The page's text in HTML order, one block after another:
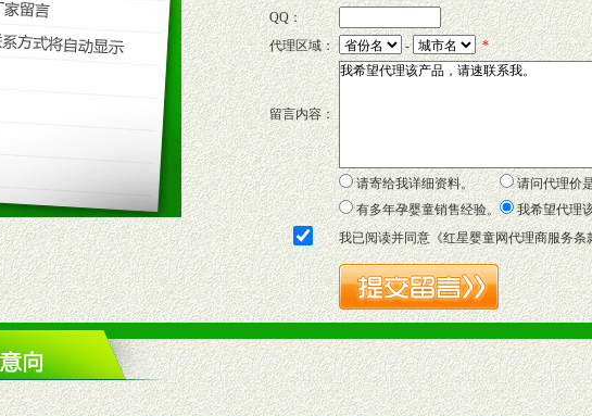
手册、POP宣传画、三折页及宣传礼品全面配赠，免费提供软硬性平面广告、电台广
质产品，全套合法经营手续，采取统一底价供货、严格保证区域市场独占，杜绝串货
供公司资执证明复印件，财务以帐单，税务发票，产品质量报告检测单，产品批号；
制宜，采取方案，专家顾问团提供专柜、社区、HS、名人营销等各种模式市场实战操
进货奖励，年终完成任务返利。
全程跟踪服务，提供企划、咨询、培训等企业售后服务。
本的退换货保障制度，使经销商市场操作全程无忧。
网络，营养品或保健食品相关渠道者。
理念，有良好的商业道德，良好的商誉，良好的市场网络的公司及销售自然人。
道价格，统一最低零售价销售，保证良性的价格体系，保证均衡的利润体系。
，良好的商业信誉，具备地理区位优势。
益，不得窜货。
QQ：
代理区域：
- *
留言内容：
请寄给我详细资料。
请问代理价
有多年孕婴童销售经验。
我希望代理
我已阅读并同意《红星婴童网代理商服务条